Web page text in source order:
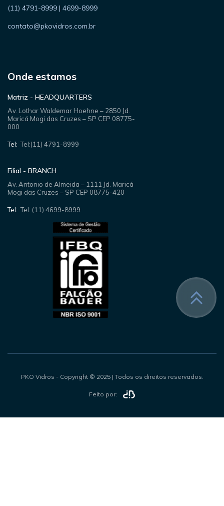
(11) 4791-8999 | 4699-8999
contato@pkovidros.com.br
Onde estamos
Matriz - HEADQUARTERS
Av. Lothar Waldemar Hoehne – 2850 Jd.
Maricá Mogi das Cruzes – SP CEP 08775-
000
Tel: Tel:(11) 4791-8999
Filial - BRANCH
Av. Antonio de Almeida – 1111 Jd. Maricá
Mogi das Cruzes – SP CEP 08775-420
Tel: Tel: (11) 4699-8999
PKO Vidros - Copyright © 2025 | Todos os direitos reservados.
Feito por: